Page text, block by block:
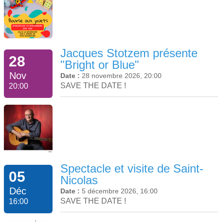
28
Nov
20:00
Jacques Stotzem présente
"Bright or Blue"
Date : 28 novembre 2026, 20:00
SAVE THE DATE !
05
Déc
16:00
Spectacle et visite de Saint-
Nicolas
Date : 5 décembre 2026, 16:00
SAVE THE DATE !